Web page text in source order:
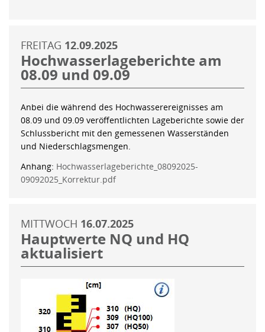
FREITAG 12.09.2025
Hochwasserlageberichte am
08.09 und 09.09
Anbei die während des Hochwasserereignisses am
08.09 und 09.09 veröffentlichten Lageberichte sowie der
Schlussbericht mit den gemessenen Wasserständen
und Niederschlagsmengen.
Anhang: Hochwasserlageberichte_08092025-
09092025_Korrektur.pdf
MITTWOCH 16.07.2025
Hauptwerte NQ und HQ
aktualisiert